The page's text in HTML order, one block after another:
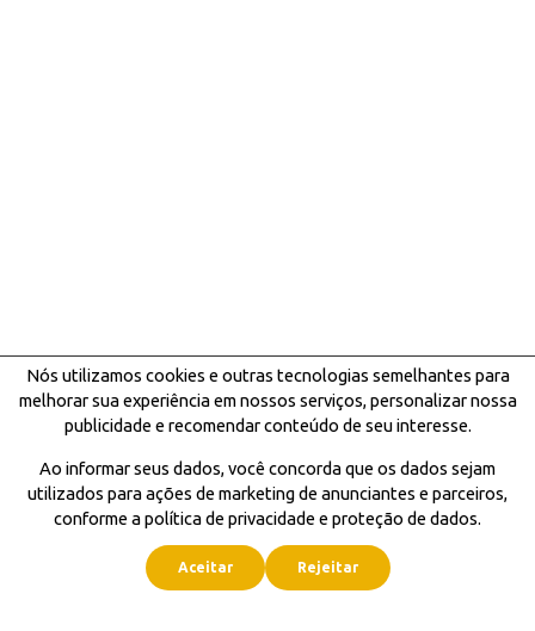
Nós utilizamos cookies e outras tecnologias semelhantes para
melhorar sua experiência em nossos serviços, personalizar nossa
publicidade e recomendar conteúdo de seu interesse.
Ao informar seus dados, você concorda que os dados sejam
utilizados para ações de marketing de anunciantes e parceiros,
conforme a política de privacidade e proteção de dados.
Aceitar Rejeitar